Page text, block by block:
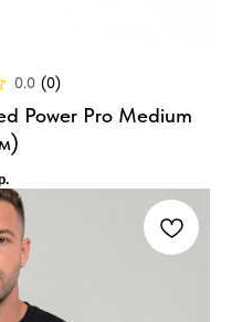
0.0 (0)
Power Pro Medium